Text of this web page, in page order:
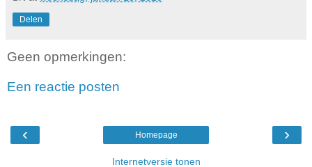
Delen
Geen opmerkingen:
Een reactie posten
‹ ›
Homepage
Internetversie tonen